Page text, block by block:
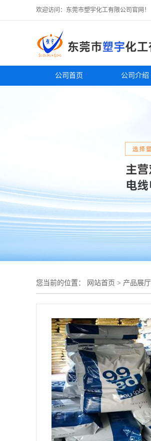
欢迎访问：东莞市塑宇化工有限公司官网！
公司首页 公司介绍
您当前的位置： 网站首页 > 产品展厅